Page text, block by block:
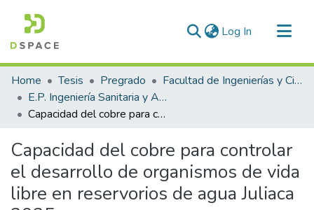
Log In (current)
Communities & Collections
All of DSpace
Statistics
Home Tesis Pregrado
Facultad de Ingenierías y Ciencias Puras
E.P. Ingeniería Sanitaria y Ambiental
Capacidad del cobre para controlar el desarrollo de organismos de vida libre en reservorios de agua Juliaca 2025
Capacidad del cobre para controlar
el desarrollo de organismos de vida
libre en reservorios de agua Juliaca